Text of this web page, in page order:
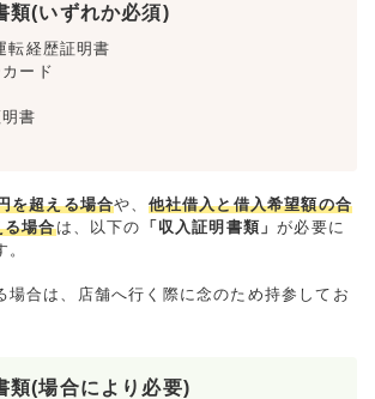
類(いずれか必須)
転経歴証明書
ード
書
を超える場合や、 他社借入と借入希望額の合
る場合は、以下の 「収入証明書類」が必要に
場合は、店舗へ行く際に念のため持参してお
類(場合により必要)